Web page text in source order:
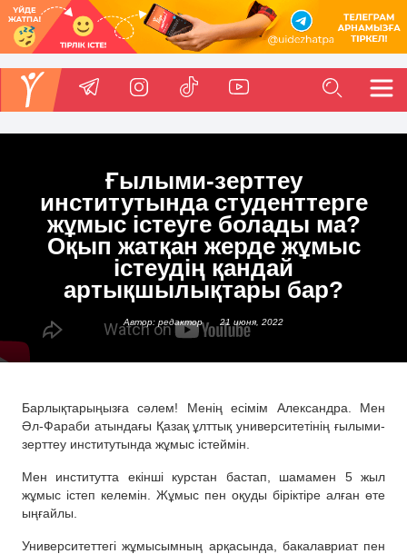
Ғылыми-зерттеу
институтында студенттерге
жұмыс істеуге болады ма?
Оқып жатқан жерде жұмыс
істеудің қандай
артықшылықтары бар?
Автор: редактор 21 июня, 2022
Барлықтарыңызға сәлем! Менің есімім Александра. Мен
Әл-Фараби атындағы Қазақ ұлттық университетінің ғылыми-
зерттеу институтында жұмыс істеймін.
Мен институтта екінші курстан бастап, шамамен 5 жыл
жұмыс істеп келемін. Жұмыс пен оқуды біріктіре алған өте
ыңғайлы.
Университеттегі жұмысымның арқасында, бакалавриат пен